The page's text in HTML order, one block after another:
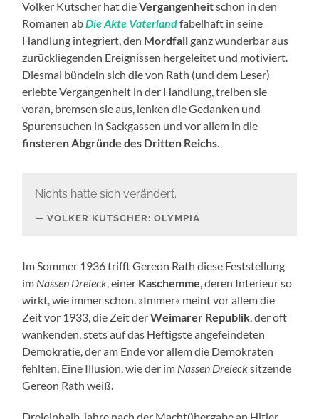
Volker Kutscher hat dieVergangenheitschon in den
Romanen abDie Akte Vaterlandfabelhaft in seine
Handlung integriert, den Mordfallganz wunderbar aus
zurückliegenden Ereignissen hergeleitet und motiviert.
Diesmal bündeln sich die von Rath (und dem Leser)
erlebte Vergangenheit in der Handlung, treiben sie
voran, bremsen sie aus, lenken die Gedanken und
Spurensuchen in Sackgassen und vor allem in die
finsteren Abgründe des Dritten Reichs.
Nichts hatte sich verändert.
VOLKER KUTSCHER: OLYMPIA
Im Sommer 1936 trifft Gereon Rath diese Feststellung
im Nassen Dreieck, einer Kaschemme, deren Interieur so
wirkt, wie immer schon. »Immer« meint vor allem die
Zeit vor 1933, die Zeit derWeimarer Republik, der oft
wankenden, stets auf das Heftigste angefeindeten
Demokratie, der am Ende vor allem die Demokraten
fehlten. Eine Illusion, wie der im Nassen Dreiecksitzende
Gereon Rath weiß.